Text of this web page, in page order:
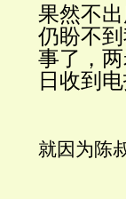
果然不
仍盼不
事了，
日收到
就因为陈